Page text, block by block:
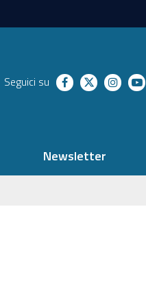
Seguici su facebooktwitter
Newsletter